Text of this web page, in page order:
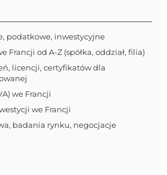
podatkowe, inwestycyjne
Francji od A-Z (spółka, oddział, filia)
licencji, certyfikatów dla
we Francji
we Francji
badania rynku, negocjacje